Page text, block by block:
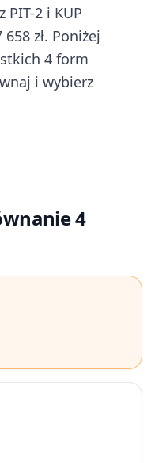
2 i KUP
zł. Poniżej
4 form
i wybierz
4